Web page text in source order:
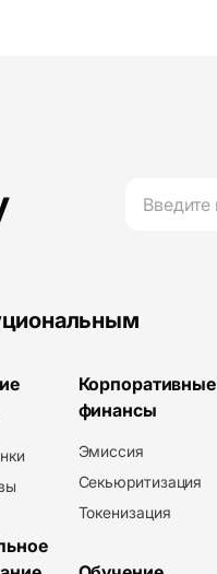
Корпоративные
финансы
Эмиссия
Секьюритизация
Токенизация